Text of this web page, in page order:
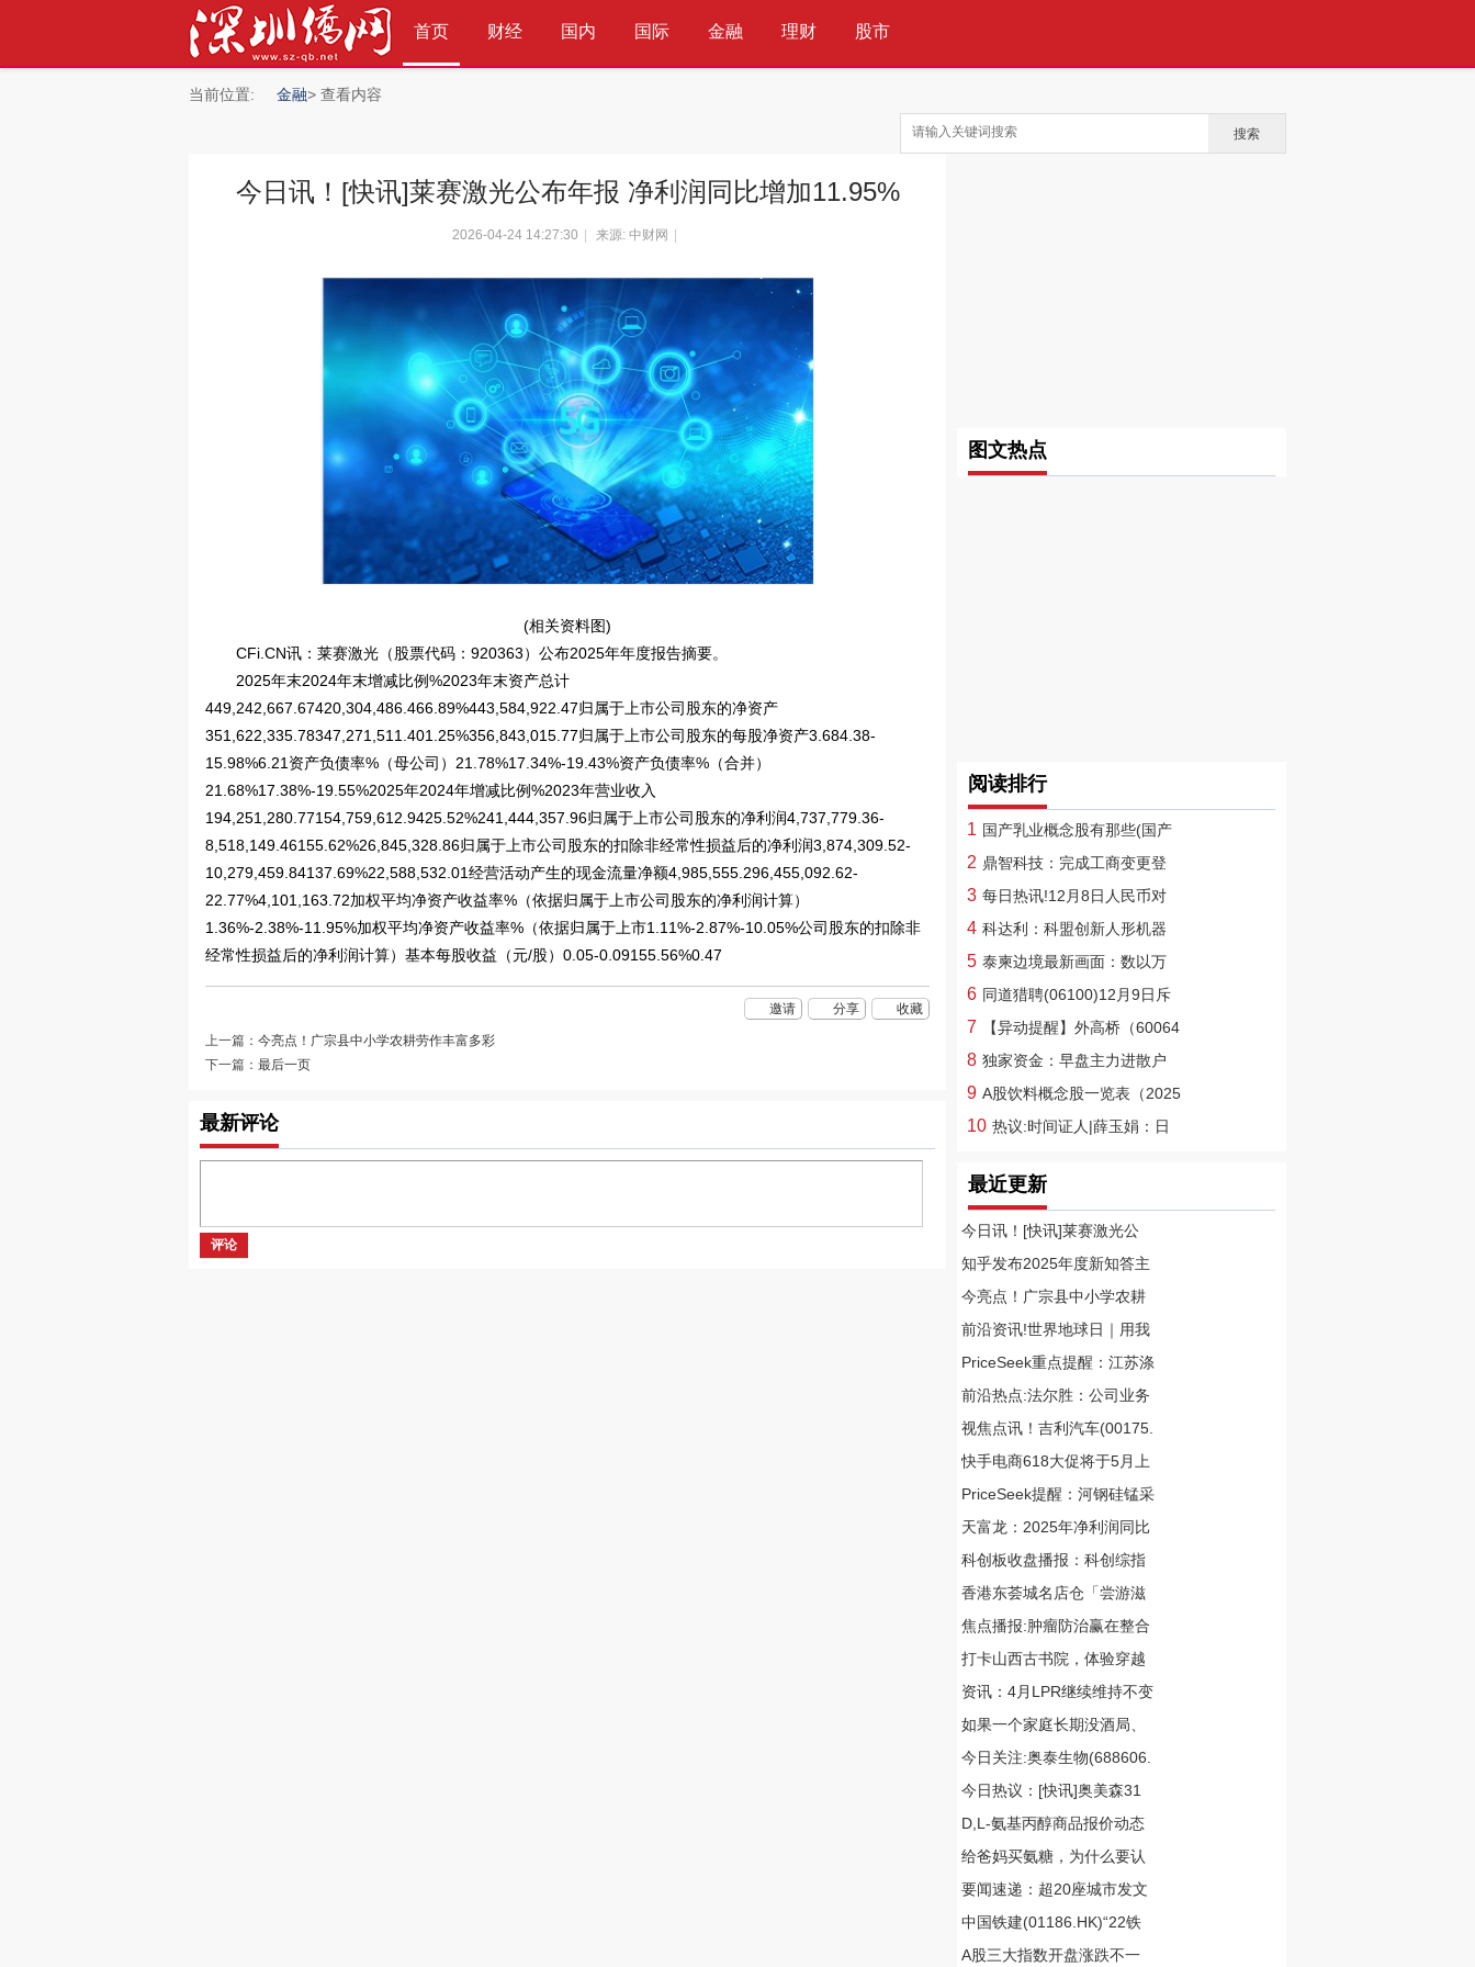
首页 财经 国内 国际 金融 理财 股市
当前位置:
»
金融> 查看内容
搜索
今日讯！[快讯]莱赛激光公布年报 净利润同比增加11.95%
2026-04-24 14:27:30 来源: 中财网
(相关资料图)
CFi.CN讯：莱赛激光（股票代码：920363）公布2025年年度报告摘要。
2025年末2024年末增减比例%2023年末资产总计
449,242,667.67420,304,486.466.89%443,584,922.47归属于上市公司股东的净资产
351,622,335.78347,271,511.401.25%356,843,015.77归属于上市公司股东的每股净资产3.684.38-
15.98%6.21资产负债率%（母公司）21.78%17.34%-19.43%资产负债率%（合并）
21.68%17.38%-19.55%2025年2024年增减比例%2023年营业收入
194,251,280.77154,759,612.9425.52%241,444,357.96归属于上市公司股东的净利润4,737,779.36-
8,518,149.46155.62%26,845,328.86归属于上市公司股东的扣除非经常性损益后的净利润3,874,309.52-
10,279,459.84137.69%22,588,532.01经营活动产生的现金流量净额4,985,555.296,455,092.62-
22.77%4,101,163.72加权平均净资产收益率%（依据归属于上市公司股东的净利润计算）
1.36%-2.38%-11.95%加权平均净资产收益率%（依据归属于上市1.11%-2.87%-10.05%公司股东的扣除非
经常性损益后的净利润计算）基本每股收益（元/股）0.05-0.09155.56%0.47
收藏
分享
邀请
上一篇： 今亮点！广宗县中小学农耕劳作丰富多彩
下一篇： 最后一页
最新评论
评论
图文热点
阅读排行
1 国产乳业概念股有那些(国产
2 鼎智科技：完成工商变更登
3 每日热讯!12月8日人民币对
4 科达利：科盟创新人形机器
5 泰柬边境最新画面：数以万
6 同道猎聘(06100)12月9日斥
7 【异动提醒】外高桥（60064
8 独家资金：早盘主力进散户
9 A股饮料概念股一览表（2025
10 热议:时间证人|薛玉娟：日
最近更新
今日讯！[快讯]莱赛激光公
知乎发布2025年度新知答主
今亮点！广宗县中小学农耕
前沿资讯!世界地球日｜用我
PriceSeek重点提醒：江苏涤
前沿热点:法尔胜：公司业务
视焦点讯！吉利汽车(00175.
快手电商618大促将于5月上
PriceSeek提醒：河钢硅锰采
天富龙：2025年净利润同比
科创板收盘播报：科创综指
香港东荟城名店仓「尝游滋
焦点播报:肿瘤防治赢在整合
打卡山西古书院，体验穿越
资讯：4月LPR继续维持不变
如果一个家庭长期没酒局、
今日关注:奥泰生物(688606.
今日热议：[快讯]奥美森31
D,L-氨基丙醇商品报价动态
给爸妈买氨糖，为什么要认
要闻速递：超20座城市发文
中国铁建(01186.HK)“22铁
A股三大指数开盘涨跌不一